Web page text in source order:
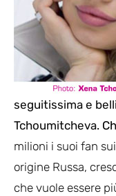
seguitissima e
Tchoumitcheva.
milioni i suoi fan
origine Russa,
che vuole essere